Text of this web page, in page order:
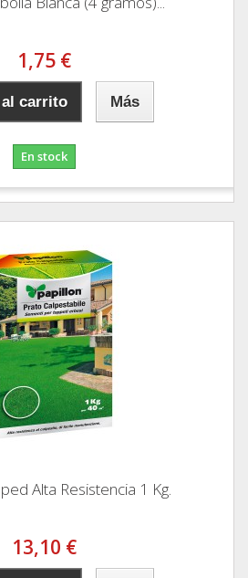
1,75 €
carrito Más
En stock
Alta Resistencia 1 Kg.
13,10 €